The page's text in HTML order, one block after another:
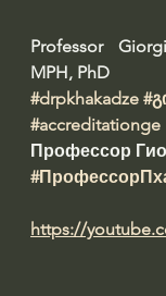
Professor
MPH, PhD
#drpkhakadze
#accreditationge
Профессор
https://